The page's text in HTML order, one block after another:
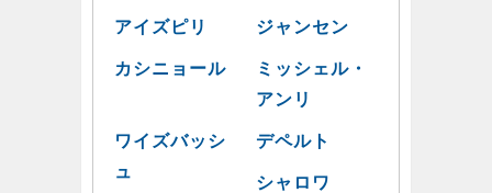
アイズピリ ジャンセン
カシニョール
ミッシェル・
アンリ
ワイズバッシ
ュ
デペルト
シャロワ